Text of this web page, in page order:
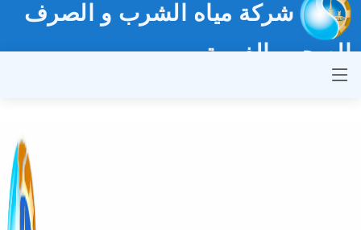
شركة مياه الشرب و الصرف
الصحي بالغربية